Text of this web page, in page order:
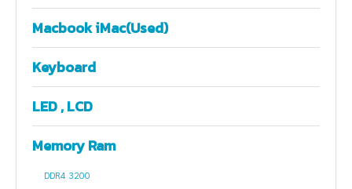
Macbook iMac(Used)
Keyboard
LED , LCD
Memory Ram
DDR4 3200